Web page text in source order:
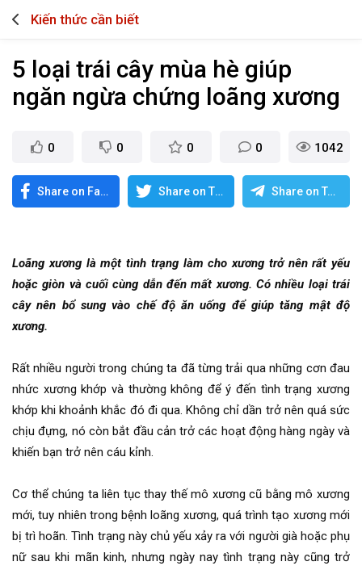
Kiến thức cần biết
5 loại trái cây mùa hè giúp
ngăn ngừa chứng loãng xương
0 0 0 0 1042
Share on Facebook Share on Twitter Share on Telegram
Loãng xương là một tình trạng làm cho xương trở nên rất yếu
hoặc giòn và cuối cùng dẫn đến mất xương. Có nhiều loại trái
cây nên bổ sung vào chế độ ăn uống để giúp tăng mật độ
xương.
Rất nhiều người trong chúng ta đã từng trải qua những cơn đau
nhức xương khớp và thường không để ý đến tình trạng xương
khớp khi khoảnh khắc đó đi qua. Không chỉ dần trở nên quá sức
chịu đựng, nó còn bắt đầu cản trở các hoạt động hàng ngày và
khiến bạn trở nên cáu kỉnh.
Cơ thể chúng ta liên tục thay thế mô xương cũ bằng mô xương
mới, tuy nhiên trong bệnh loãng xương, quá trình tạo xương mới
bị trì hoãn. Tình trạng này chủ yếu xảy ra với người già hoặc phụ
nữ sau khi mãn kinh, nhưng ngày nay tình trạng này cũng trở